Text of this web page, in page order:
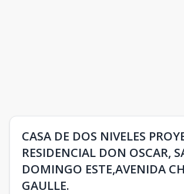
CASA DE DOS NIVELES
RESIDENCIAL DON OSCAR,
DOMINGO ESTE,AVENIDA
GAULLE.